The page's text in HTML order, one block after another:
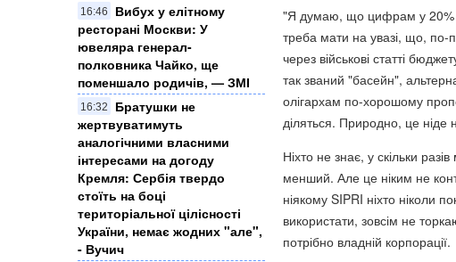
16:46
Вибух у елітному
ресторані Москви: У
ювеляра генерал-
полковника Чайко, ще
поменшало родичів, — ЗМІ
16:32
Братушки не
жертвуватимуть
аналогічними власними
інтересами на догоду
Кремля: Сербія твердо
стоїть на боці
територіальної цілісності
України, немає жодних "але",
- Вучич
"Я думаю, що цифрам у 20%
треба мати на увазі, що, по-
через військові статті
так званий "басейн",
олігархам по-хорошому
діляться. Природно, це ніде
Ніхто не знає, у скільки
менший. Але це ніким не
ніякому SIPRI ніхто ніколи
використати, зовсім не
потрібно владній корпорації.